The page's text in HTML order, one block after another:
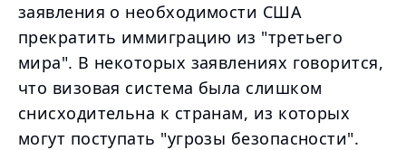
заявления о необходимости США
прекратить иммиграцию из "третьего
мира". В некоторых заявлениях говорится,
что визовая система была слишком
снисходительна к странам, из которых
могут поступать "угрозы безопасности".